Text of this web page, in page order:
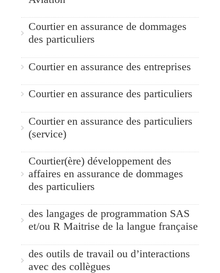
Courtier en assurance de dommages
des particuliers
Courtier en assurance des entreprises
Courtier en assurance des particuliers
Courtier en assurance des particuliers
(service)
Courtier(ère) développement des
affaires en assurance de dommages
des particuliers
des langages de programmation SAS
et/ou R Maitrise de la langue française
des outils de travail ou d’interactions
avec des collègues